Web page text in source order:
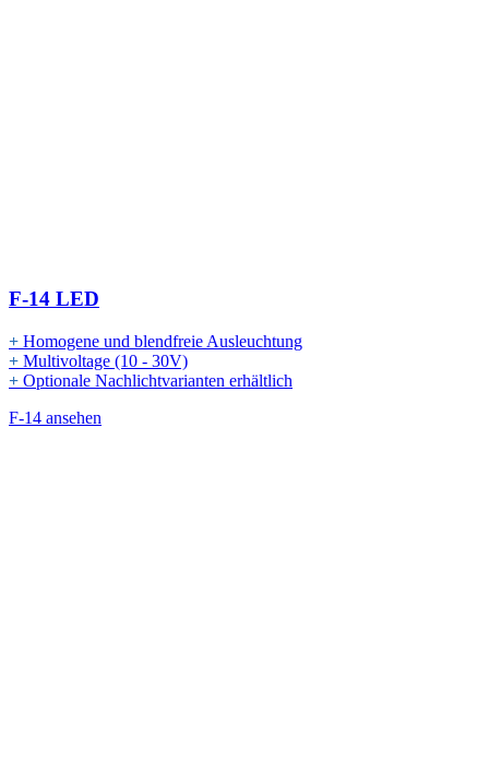
F-14 LED
+ Homogene und blendfreie Ausleuchtung
+ Multivoltage (10 - 30V)
+ Optionale Nachlichtvarianten erhältlich
F-14 ansehen